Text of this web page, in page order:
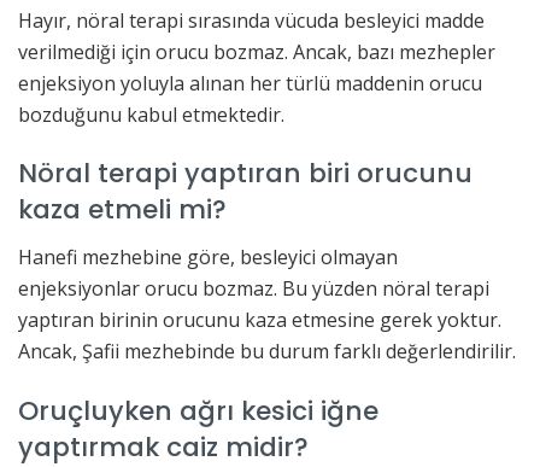
Hayır, nöral terapi sırasında vücuda besleyici madde
verilmediği için orucu bozmaz. Ancak, bazı mezhepler
enjeksiyon yoluyla alınan her türlü maddenin orucu
bozduğunu kabul etmektedir.
Nöral terapi yaptıran biri orucunu
kaza etmeli mi?
Hanefi mezhebine göre, besleyici olmayan
enjeksiyonlar orucu bozmaz. Bu yüzden nöral terapi
yaptıran birinin orucunu kaza etmesine gerek yoktur.
Ancak, Şafii mezhebinde bu durum farklı değerlendirilir.
Oruçluyken ağrı kesici iğne
yaptırmak caiz midir?